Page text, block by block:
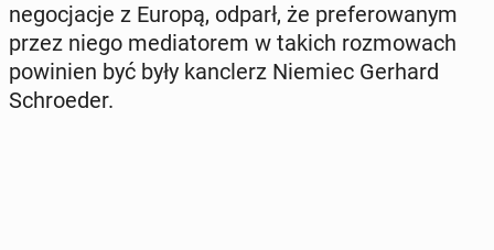
ne­go­cja­cje z Europą, odparł, że pre­fe­ro­wa­nym
przez niego me­dia­to­rem w takich roz­mo­wach
po­wi­nien być były kanc­lerz Niemiec Gerhard
Schro­eder.